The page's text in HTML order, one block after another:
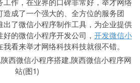
成了一个强大的、全方位的服务团
出了微信小程序制作工具，为企业提供
的微信小程序开发公司， 开发微信小
看来举才网络科技科技就很不错。